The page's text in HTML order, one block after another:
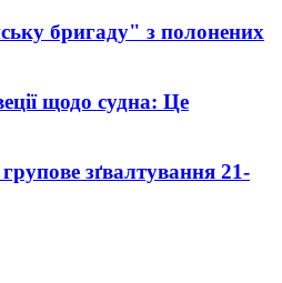
бригаду" з полонених
щодо судна: Це
зґвалтування 21-